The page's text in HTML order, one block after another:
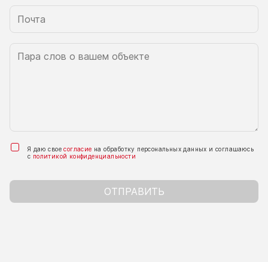
Я даю своесогласие на обработку персональных данных и соглашаюсь
с политикой конфиденциальности
ОТПРАВИТЬ